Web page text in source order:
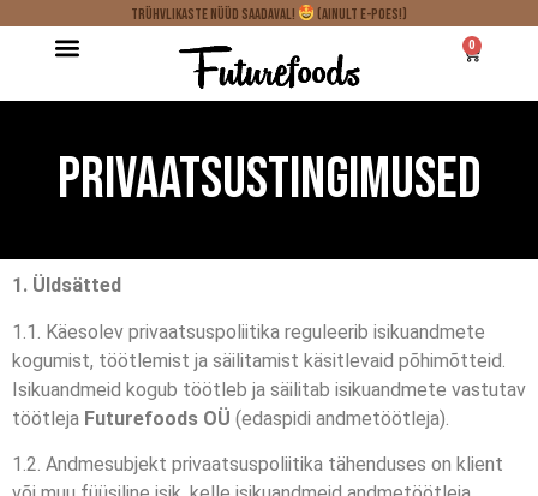
Trühvlikaste nüüd saadaval! (ainult e-poes!)
0
Privaatsustingimused
1. Üldsätted
1.1. Käesolev privaatsuspoliitika reguleerib isikuandmete
kogumist, töötlemist ja säilitamist käsitlevaid põhimõtteid.
Isikuandmeid kogub töötleb ja säilitab isikuandmete vastutav
töötleja Futurefoods OÜ (edaspidi andmetöötleja).
1.2. Andmesubjekt privaatsuspoliitika tähenduses on klient